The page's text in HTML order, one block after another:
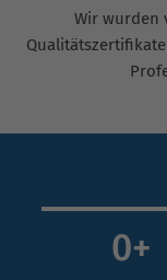
Wir wurden
0+